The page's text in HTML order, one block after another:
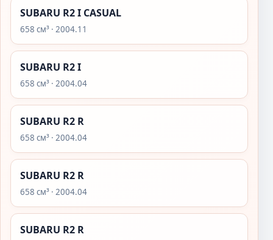
SUBARU R2 I CASUAL
658 см³ · 2004.11
SUBARU R2 I
658 см³ · 2004.04
SUBARU R2 R
658 см³ · 2004.04
SUBARU R2 R
658 см³ · 2004.04
SUBARU R2 R